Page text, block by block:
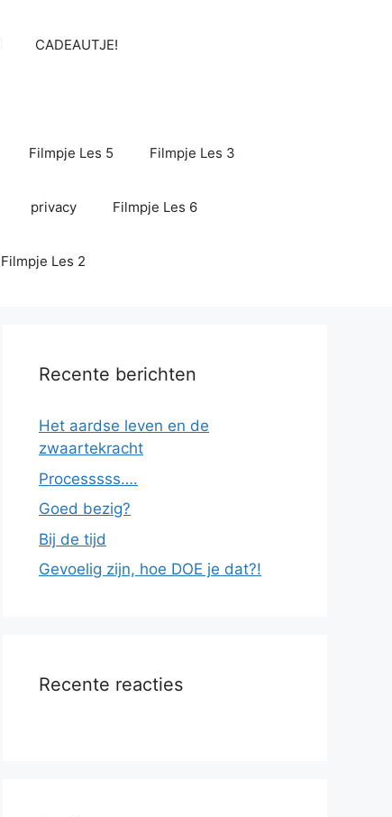
CADEAUTJE!
Filmpje Les 5 Filmpje Les 3
privacy Filmpje Les 6
Filmpje Les 2
Recente berichten
Het aardse leven en de
zwaartekracht
Processsss….
Goed bezig?
Bij de tijd
Gevoelig zijn, hoe DOE je dat?!
Recente reacties